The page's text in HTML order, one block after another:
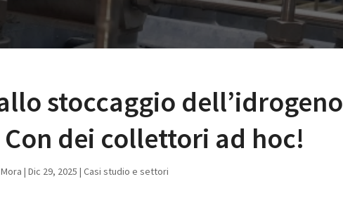
stoccaggio dell’idrogeno
dei collettori ad hoc!
| Dic 29, 2025 | Casi studio e settori